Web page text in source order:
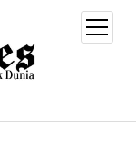
open
menu